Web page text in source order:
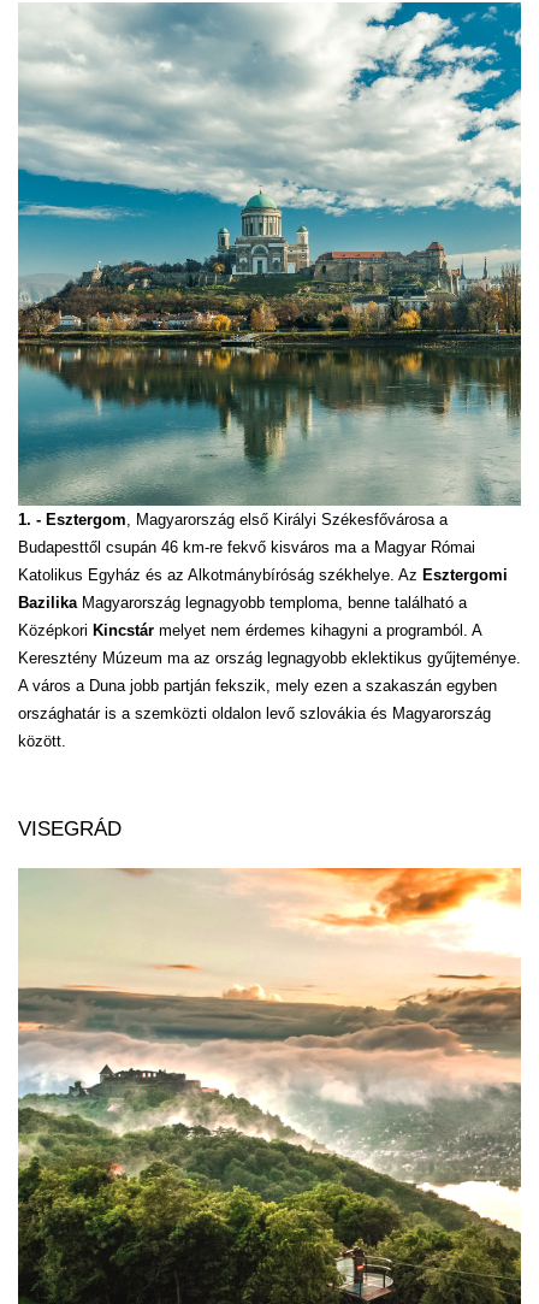
1. - Esztergom, Magyarország első Királyi Székesfővárosa a
Budapesttől csupán 46 km-re fekvő kisváros ma a Magyar Római
Katolikus Egyház és az Alkotmánybíróság székhelye. Az Esztergomi
BazilikaMagyarország legnagyobb temploma, benne található a
Középkori Kincstár melyet nem érdemes kihagyni a programból. A
Keresztény Múzeum ma az ország legnagyobb eklektikus gyűjteménye.
A város a Duna jobb partján fekszik, mely ezen a szakaszán egyben
országhatár is a szemközti oldalon levő szlovákia és Magyarország
között.
VISEGRÁD